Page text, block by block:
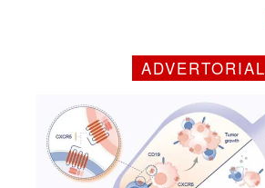
ADVERTORIAL